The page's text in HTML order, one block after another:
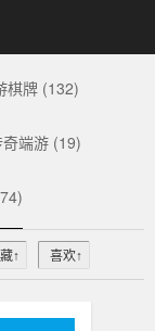
程
注册 登注不正常？
棋牌 (132)
端游 (19)
↑ 喜欢↑